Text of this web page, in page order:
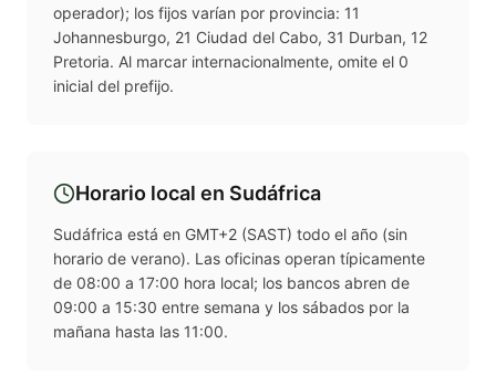
operador); los fijos varían por provincia: 11
Johannesburgo, 21 Ciudad del Cabo, 31 Durban, 12
Pretoria. Al marcar internacionalmente, omite el 0
inicial del prefijo.
Horario local en Sudáfrica
Sudáfrica está en GMT+2 (SAST) todo el año (sin
horario de verano). Las oficinas operan típicamente
de 08:00 a 17:00 hora local; los bancos abren de
09:00 a 15:30 entre semana y los sábados por la
mañana hasta las 11:00.